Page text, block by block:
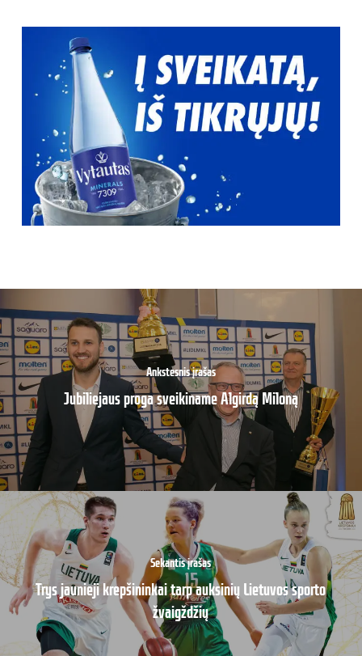
Ankstesnis įrašas
Jubiliejaus proga sveikiname Algirdą Miloną
Sekantis įrašas
Trys jaunieji krepšininkai tarp auksinių Lietuvos sporto
žvaigždžių